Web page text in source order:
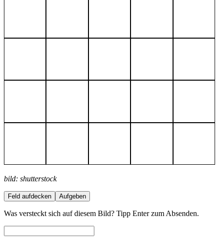
bild: shutterstock
Feld aufdecken Aufgeben
Was versteckt sich auf diesem Bild? Tipp Enter zum Absenden.